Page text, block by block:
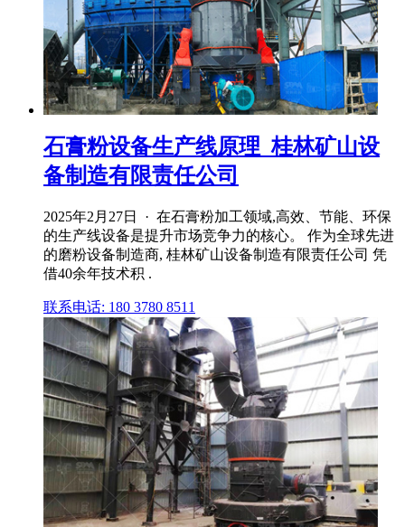
石膏粉设备生产线原理_桂林矿山设
备制造有限责任公司
2025年2月27日 · 在石膏粉加工领域,高效、节能、环保
的生产线设备是提升市场竞争力的核心。 作为全球先进
的磨粉设备制造商, 桂林矿山设备制造有限责任公司 凭
借40余年技术积 .
联系电话: 180 3780 8511